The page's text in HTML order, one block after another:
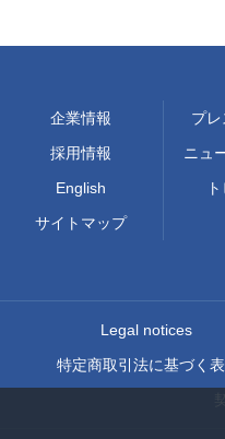
企業情報
採用情報
English
サイトマップ
プ
ニュ
Legal notices
特定商取引法に基づく